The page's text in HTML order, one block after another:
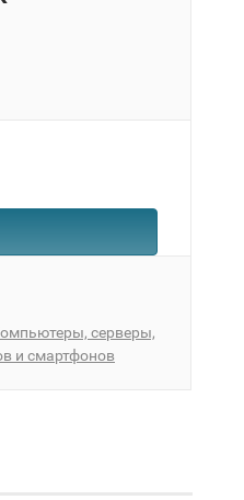
серверы,
и смартфонов